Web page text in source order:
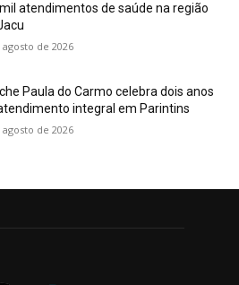
atendimentos de saúde na região
agosto de 2026
Paula do Carmo celebra dois anos
integral em Parintins
agosto de 2026